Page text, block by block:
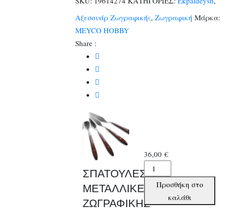
ποσότητα
Αξεσουάρ Ζωγραφικής,Ζωγραφική Μάρκα:
MEYCO HOBBY
Share :
ΣΠΑΤΟΥΛΕΣ
ΜΕΤΑΛΛΙΚΕΣ
ΖΩΓΡΑΦΙΚΗΣ
36,00€
ΣΠΑΤΟΥΛΕΣ
ΜΕΤΑΛΛΙΚΕΣ
ΖΩΓΡΑΦΙΚΗΣ
MEYCO
Προσθήκη στο
καλάθι